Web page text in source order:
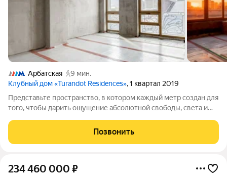
Арбатская
9 мин.
Клубный дом «Turandot Residences», 1 квартал 2019
Представьте пространство, в котором каждый метр создан для
того, чтобы дарить ощущение абсолютной свободы, света и
255 м с грандиозной террасой 70 м в клубном доме премиум-
класса Turandot
Позвонить
234 460 000 ₽